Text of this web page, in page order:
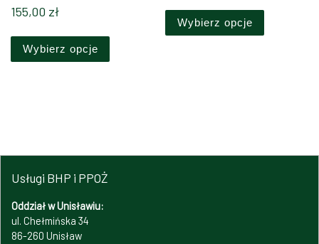
155,00 zł
Wybierz opcje
Ten produkt ma wiele wariantów. Opcje
Wybierz opcje
Usługi BHP i PPOŻ
Oddział w Unisławiu:
ul. Chełmińska 34
86-260 Unisław